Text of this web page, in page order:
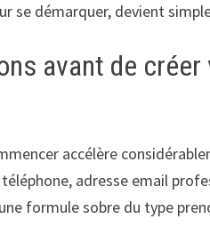
se démarquer, devient
avant de
accélère
adresse email
formule sobre du type